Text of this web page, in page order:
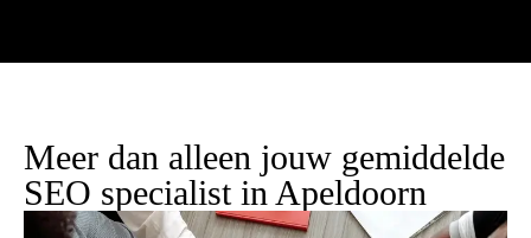
Meer dan alleen jouw gemiddelde
SEO specialist in Apeldoorn